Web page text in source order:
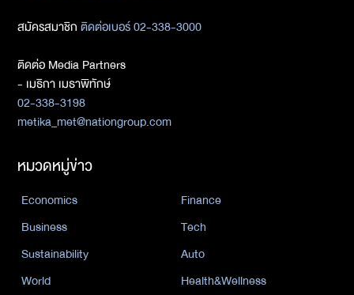
สมัครสมาชิกติดต่อเบอร์ 02-338-3000
ติดต่อ Media Partners
- เมธิกา เมธาพิทักษ์
02-338-3198
metika_met@nationgroup.com
หมวดหมู่ข่าว
Economics
Finance
Business
Tech
Sustainability
Auto
World
Health&Wellness